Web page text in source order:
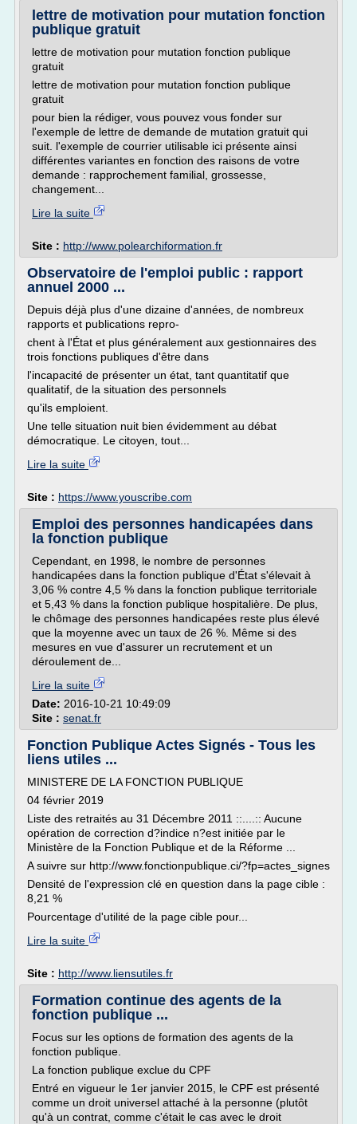
lettre de motivation pour mutation fonction
publique gratuit
lettre de motivation pour mutation fonction publique
gratuit
lettre de motivation pour mutation fonction publique
gratuit
pour bien la rédiger, vous pouvez vous fonder sur
l'exemple de lettre de demande de mutation gratuit qui
suit. l'exemple de courrier utilisable ici présente ainsi
différentes variantes en fonction des raisons de votre
demande : rapprochement familial, grossesse,
changement...
Lire la suite
Site : http://www.polearchiformation.fr
Observatoire de l'emploi public : rapport
annuel 2000 ...
Depuis déjà plus d'une dizaine d'années, de nombreux
rapports et publications repro-
chent à l'État et plus généralement aux gestionnaires des
trois fonctions publiques d'être dans
l'incapacité de présenter un état, tant quantitatif que
qualitatif, de la situation des personnels
qu'ils emploient.
Une telle situation nuit bien évidemment au débat
démocratique. Le citoyen, tout...
Lire la suite
Site : https://www.youscribe.com
Emploi des personnes handicapées dans
la fonction publique
Cependant, en 1998, le nombre de personnes
handicapées dans la fonction publique d'État s'élevait à
3,06 % contre 4,5 % dans la fonction publique territoriale
et 5,43 % dans la fonction publique hospitalière. De plus,
le chômage des personnes handicapées reste plus élevé
que la moyenne avec un taux de 26 %. Même si des
mesures en vue d'assurer un recrutement et un
déroulement de...
Lire la suite
Date: 2016-10-21 10:49:09
Site : senat.fr
Fonction Publique Actes Signés - Tous les
liens utiles ...
MINISTERE DE LA FONCTION PUBLIQUE
04 février 2019
Liste des retraités au 31 Décembre 2011 ::....:: Aucune
opération de correction d?indice n?est initiée par le
Ministère de la Fonction Publique et de la Réforme ...
A suivre sur http://www.fonctionpublique.ci/?fp=actes_signes
Densité de l'expression clé en question dans la page cible :
8,21 %
Pourcentage d'utilité de la page cible pour...
Lire la suite
Site : http://www.liensutiles.fr
Formation continue des agents de la
fonction publique ...
Focus sur les options de formation des agents de la
fonction publique.
La fonction publique exclue du CPF
Entré en vigueur le 1er janvier 2015, le CPF est présenté
comme un droit universel attaché à la personne (plutôt
qu'à un contrat, comme c'était le cas avec le droit